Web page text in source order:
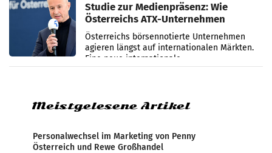
Studie zur Medienpräsenz: Wie
Österreichs ATX-Unternehmen
international wahrgenommen
werden
Österreichs börsennotierte Unternehmen
agieren längst auf internationalen Märkten.
Eine neue internationale
Medienresonanzanalyse untersucht die
Meistgelesene Artikel
Personalwechsel im Marketing von Penny
Österreich und Rewe Großhandel